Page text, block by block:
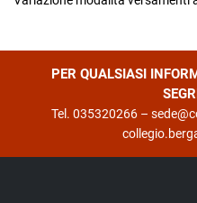
PER QUALSIASI
Tel. 035320266 –